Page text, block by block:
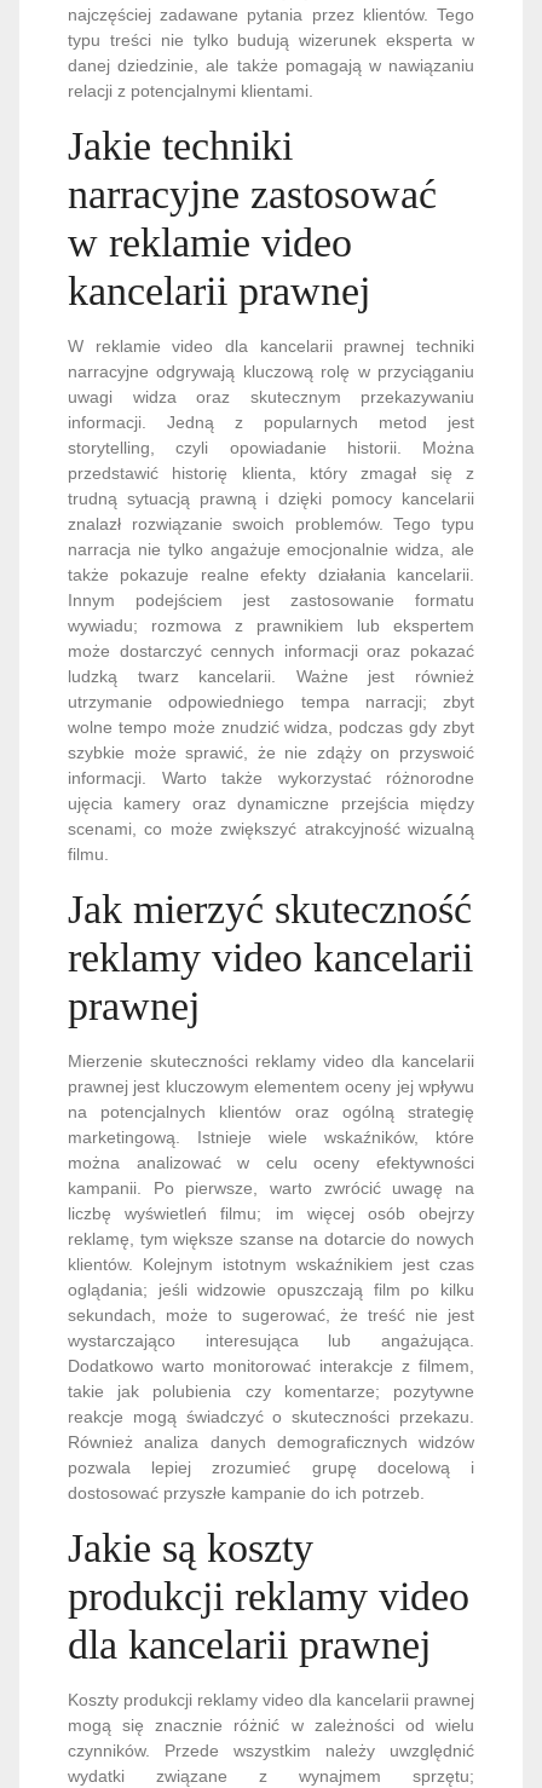
najczęściej zadawane pytania przez klientów. Tego
typu treści nie tylko budują wizerunek eksperta w
danej dziedzinie, ale także pomagają w nawiązaniu
relacji z potencjalnymi klientami.
Jakie techniki
narracyjne zastosować
w reklamie video
kancelarii prawnej
W reklamie video dla kancelarii prawnej techniki
narracyjne odgrywają kluczową rolę w przyciąganiu
uwagi widza oraz skutecznym przekazywaniu
informacji. Jedną z popularnych metod jest
storytelling, czyli opowiadanie historii. Można
przedstawić historię klienta, który zmagał się z
trudną sytuacją prawną i dzięki pomocy kancelarii
znalazł rozwiązanie swoich problemów. Tego typu
narracja nie tylko angażuje emocjonalnie widza, ale
także pokazuje realne efekty działania kancelarii.
Innym podejściem jest zastosowanie formatu
wywiadu; rozmowa z prawnikiem lub ekspertem
może dostarczyć cennych informacji oraz pokazać
ludzką twarz kancelarii. Ważne jest również
utrzymanie odpowiedniego tempa narracji; zbyt
wolne tempo może znudzić widza, podczas gdy zbyt
szybkie może sprawić, że nie zdąży on przyswoić
informacji. Warto także wykorzystać różnorodne
ujęcia kamery oraz dynamiczne przejścia między
scenami, co może zwiększyć atrakcyjność wizualną
filmu.
Jak mierzyć skuteczność
reklamy video kancelarii
prawnej
Mierzenie skuteczności reklamy video dla kancelarii
prawnej jest kluczowym elementem oceny jej wpływu
na potencjalnych klientów oraz ogólną strategię
marketingową. Istnieje wiele wskaźników, które
można analizować w celu oceny efektywności
kampanii. Po pierwsze, warto zwrócić uwagę na
liczbę wyświetleń filmu; im więcej osób obejrzy
reklamę, tym większe szanse na dotarcie do nowych
klientów. Kolejnym istotnym wskaźnikiem jest czas
oglądania; jeśli widzowie opuszczają film po kilku
sekundach, może to sugerować, że treść nie jest
wystarczająco interesująca lub angażująca.
Dodatkowo warto monitorować interakcje z filmem,
takie jak polubienia czy komentarze; pozytywne
reakcje mogą świadczyć o skuteczności przekazu.
Również analiza danych demograficznych widzów
pozwala lepiej zrozumieć grupę docelową i
dostosować przyszłe kampanie do ich potrzeb.
Jakie są koszty
produkcji reklamy video
dla kancelarii prawnej
Koszty produkcji reklamy video dla kancelarii prawnej
mogą się znacznie różnić w zależności od wielu
czynników. Przede wszystkim należy uwzględnić
wydatki związane z wynajmem sprzętu;